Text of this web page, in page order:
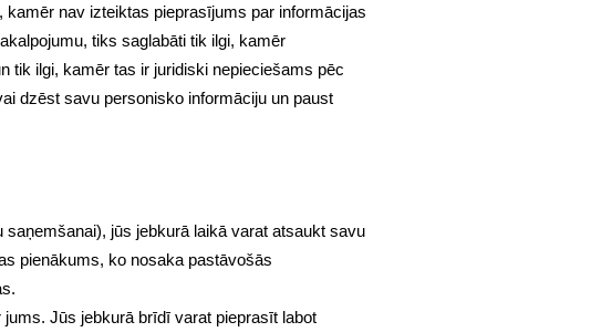
nav izteiktas pieprasījums par informācijas
tiks saglabāti tik ilgi, kamēr
tik ilgi, kamēr tas ir juridiski nepieciešams pēc
dzēst savu personisko informāciju un paust
jūs jebkurā laikā varat atsaukt savu
pienākums, ko nosaka pastāvošās
Jūs jebkurā brīdī varat pieprasīt labot